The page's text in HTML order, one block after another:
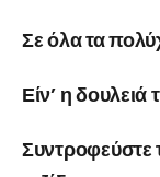
Σε όλα τα
Είν’ η
Συντροφεύστε